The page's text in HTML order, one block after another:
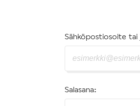
Sähköpostiosoite tai
Salasana: